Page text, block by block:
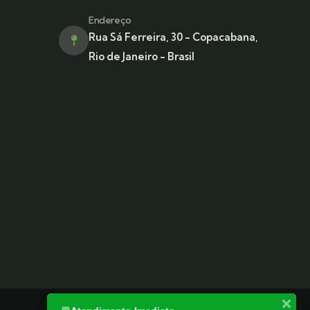
Endereço
Rua Sá Ferreira, 30 - Copacabana,
Rio de Janeiro - Brasil